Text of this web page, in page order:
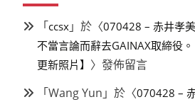
「ccsx 」於〈070428 – 赤井孝
不當言論而辭去GAINAX取締役
更新照片】 〉發佈留言
「Wang Yun 」於〈070428 –